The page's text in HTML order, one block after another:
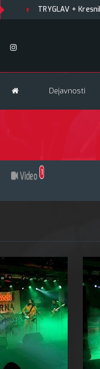
TRYGLAV + Kresnik + Morywa
Dejavnosti
Video